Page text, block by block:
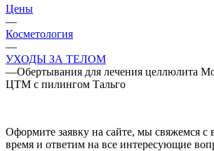
Цены
—
Косметология
—
УХОДЫ ЗА ТЕЛОМ
—Обертывания для лечения целлюлита
ЦТМ с пилингом Тальго
Оформите заявку на сайте, мы свяжемся
время и ответим на все интересующие